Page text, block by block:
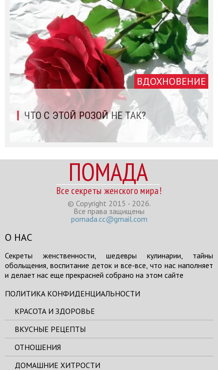
ВДОХНОВЕНИЕ
ЧТО С ЭТОЙ РОЗОЙ НЕ ТАК?
ПОМАДА
Все секреты женского мира!
© Copyright 2015 - 2026.
Все права защищены
pomada.cc@gmail.com
О НАС
Секреты женственности, шедевры кулинарии, тайны
обольщения, воспитание деток и все-все, что нас наполняет
и делает нас еще прекрасней собрано на этом сайте
ПОЛИТИКА КОНФИДЕНЦИАЛЬНОСТИ
КРАСОТА И ЗДОРОВЬЕ
ВКУСНЫЕ РЕЦЕПТЫ
ОТНОШЕНИЯ
ДОМАШНИЕ ХИТРОСТИ